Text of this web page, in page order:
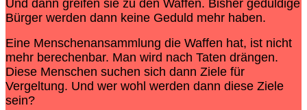
Und dann greifen sie zu den Waffen. Bisher geduldige
Bürger werden dann keine Geduld mehr haben.
Eine Menschenansammlung die Waffen hat, ist nicht
mehr berechenbar. Man wird nach Taten drängen.
Diese Menschen suchen sich dann Ziele für
Vergeltung. Und wer wohl werden dann diese Ziele
sein?